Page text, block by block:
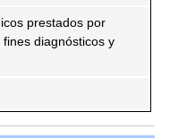
prestados por
diagnósticos y